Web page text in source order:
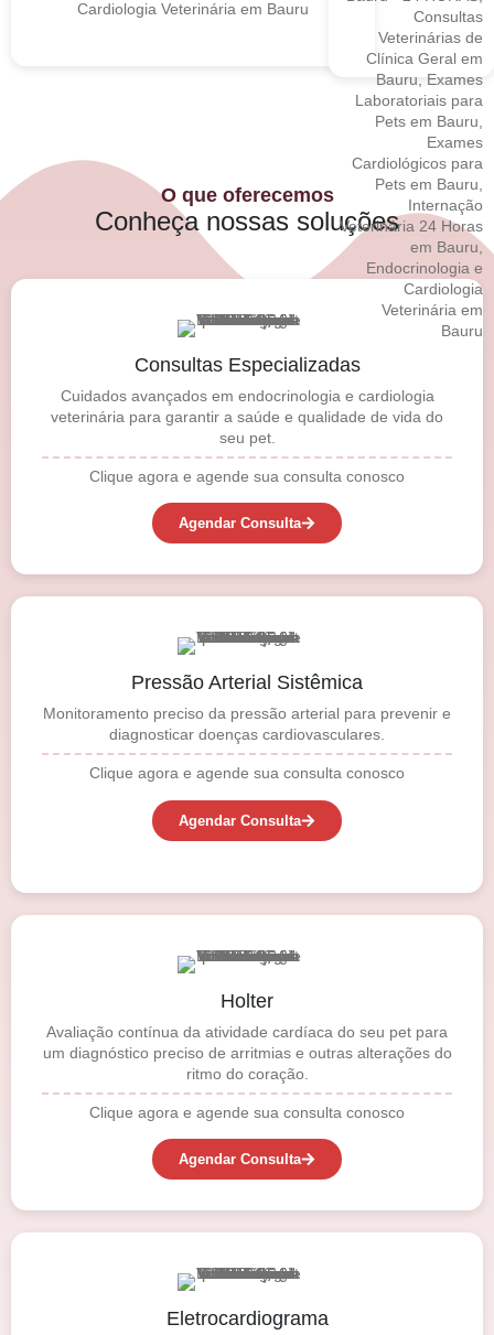
O que oferecemos
Conheça nossas soluções
Consultas Especializadas
Cuidados avançados em endocrinologia e cardiologia
veterinária para garantir a saúde e qualidade de vida do
seu pet.
Clique agora e agende sua consulta conosco
Agendar Consulta
Pressão Arterial Sistêmica
Monitoramento preciso da pressão arterial para prevenir e
diagnosticar doenças cardiovasculares.
Clique agora e agende sua consulta conosco
Agendar Consulta
Holter
Avaliação contínua da atividade cardíaca do seu pet para
um diagnóstico preciso de arritmias e outras alterações do
ritmo do coração.
Clique agora e agende sua consulta conosco
Agendar Consulta
Eletrocardiograma